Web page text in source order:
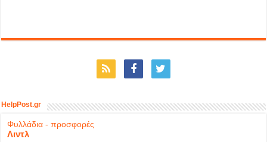
HelpPost.gr
Φυλλάδια - προσφορές
Λιντλ